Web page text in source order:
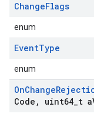
ChangeFlags
enum
EventType
enum
OnChange
Code , uint64 t a